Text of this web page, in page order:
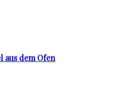
dem Ofen